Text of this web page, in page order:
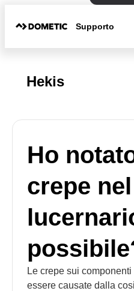
Supporto
Hekis
Ho
crepe
Le crepe sui
essere causate dalla